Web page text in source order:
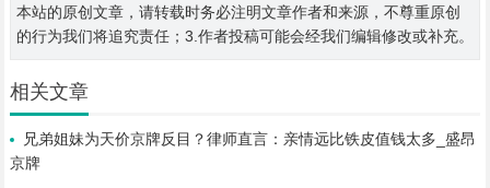
本站的原创文章，请转载时务必注明文章作者和来源，不尊重原创
的行为我们将追究责任；3.作者投稿可能会经我们编辑修改或补充。
相关文章
兄弟姐妹为天价京牌反目？律师直言：亲情远比铁皮值钱太多_盛昂
京牌